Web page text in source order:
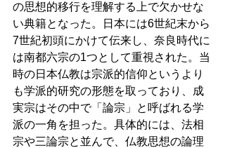
の思想的移行を理解する上で欠かせな
い典籍となった。日本には6世紀末から
7世紀初頭にかけて伝来し、奈良時代に
は南都六宗の1つとして重視された。当
時の日本仏教は宗派的信仰というより
も学派的研究の形態を取っており、成
実宗はその中で「論宗」と呼ばれる学
派の一角を担った。具体的には、法相
宗や三論宗と並んで、仏教思想の論理